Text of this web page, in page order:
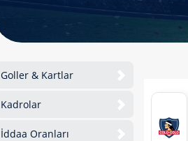
Goller & Kartlar
Kadrolar
İddaa Oranları